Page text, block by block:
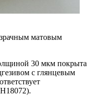
матовым
30 мкм покрыта
с глянцевым